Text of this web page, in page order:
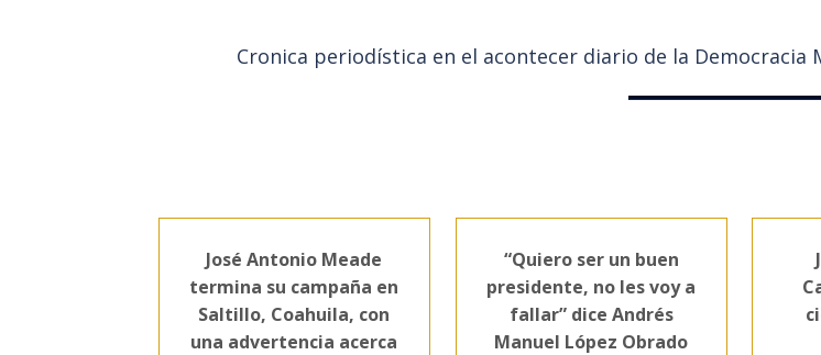
Cronica periodística en el acontecer diario de la Democracia
José Antonio Meade
termina su campaña en
Saltillo, Coahuila, con
una advertencia acerca
“Quiero ser un buen
presidente, no les voy a
fallar” dice Andrés
Manuel López Obrado